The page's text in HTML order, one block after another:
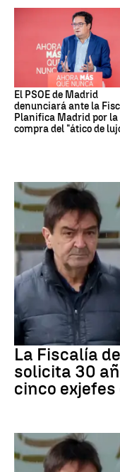
El PSOE de Madrid
denunciará ante la
Planifica Madrid por la
compra del "ático de
ETA
La Fiscalía
solicita 30
cinco exjefes